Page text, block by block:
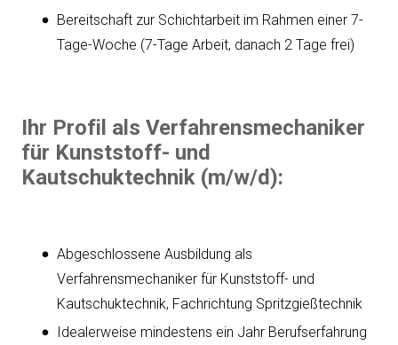
Bereitschaft zur Schichtarbeit im Rahmen einer 7-
Tage-Woche (7-Tage Arbeit, danach 2 Tage frei)
Ihr Profil als Verfahrensmechaniker
für Kunststoff- und
Kautschuktechnik (m/w/d):
Abgeschlossene Ausbildung als
Verfahrensmechaniker für Kunststoff- und
Kautschuktechnik, Fachrichtung Spritzgießtechnik
Idealerweise mindestens ein Jahr Berufserfahrung